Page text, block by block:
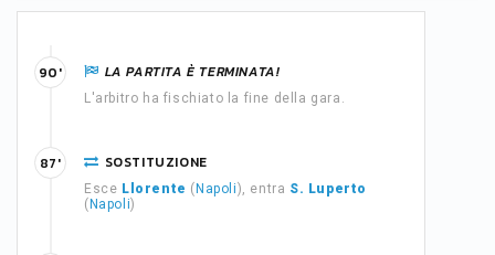
LA PARTITA È TERMINATA!
L'arbitro ha fischiato la fine della gara.
90'
SOSTITUZIONE
Esce Llorente ( Napoli), entra S. Luperto
( Napoli)
87'